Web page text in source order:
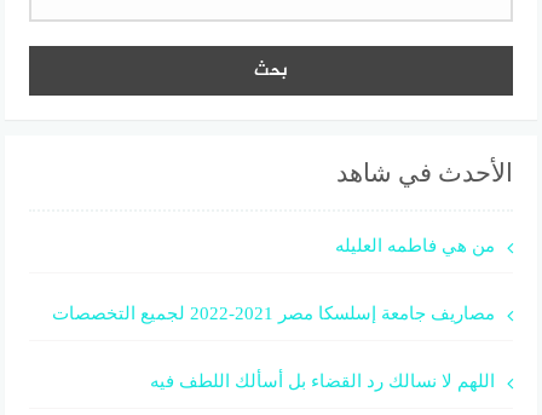
الأحدث في شاهد
من هي فاطمه العليله
مصاريف جامعة إسلسكا مصر 2021-2022 لجميع التخصصات
اللهم لا نسالك رد القضاء بل أسألك اللطف فيه